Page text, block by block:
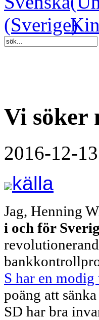
Vi söker
2016-12-
källa
Jag, Henning
i och för
S har en
poäng att
SD har bra